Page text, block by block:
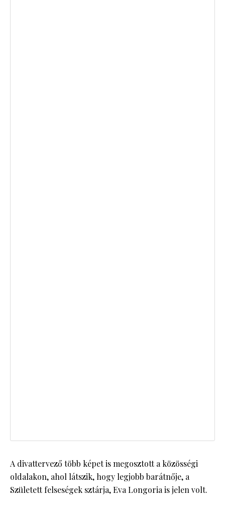
A divattervező több képet is megosztott a közösségi
oldalakon, ahol látszik, hogy legjobb barátnője, a
Született felseségek sztárja, Eva Longoria is jelen volt.